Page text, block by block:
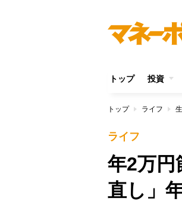
トップ 投資
トップ ライフ
ライフ
年2万円
直し」